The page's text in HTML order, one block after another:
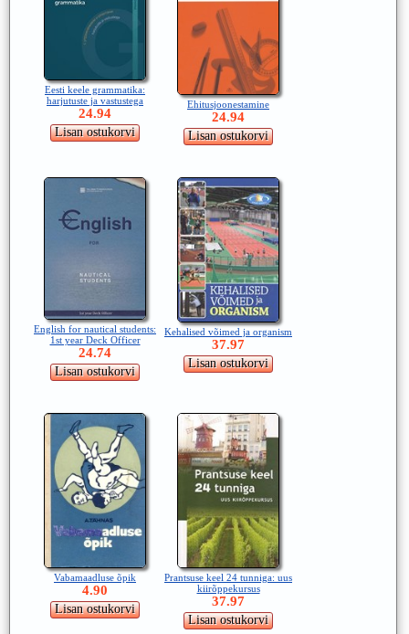
Eesti keele grammatika:
harjutuste ja vastustega
24.94
Ehitusjoonestamine
24.94
English for nautical students:
1st year Deck Officer
24.74
Kehalised võimed ja organism
37.97
Vabamaadluse õpik
4.90
Prantsuse keel 24 tunniga: uus
kiirõppekursus
37.97